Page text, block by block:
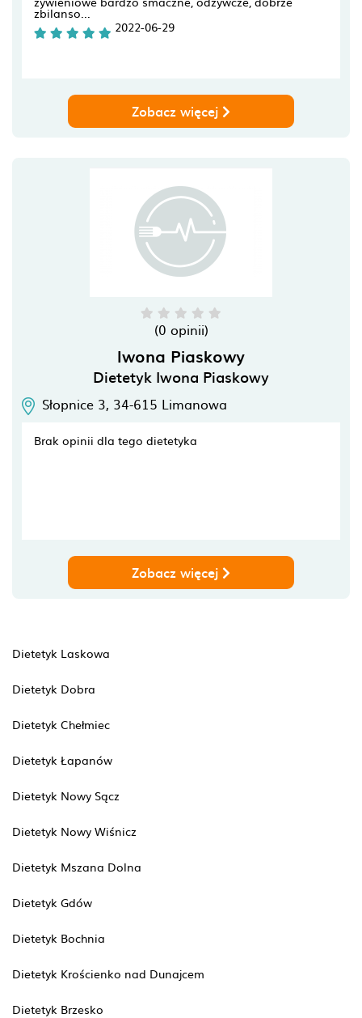
zbilanso...
2022-06-29
Zobacz więcej
(0 opinii)
Iwona Piaskowy
Dietetyk Iwona Piaskowy
Słopnice 3, 34-615 Limanowa
Brak opinii dla tego dietetyka
Zobacz więcej
Dietetyk Laskowa
Dietetyk Dobra
Dietetyk Chełmiec
Dietetyk Łapanów
Dietetyk Nowy Sącz
Dietetyk Nowy Wiśnicz
Dietetyk Mszana Dolna
Dietetyk Gdów
Dietetyk Bochnia
Dietetyk Krościenko nad Dunajcem
Dietetyk Brzesko